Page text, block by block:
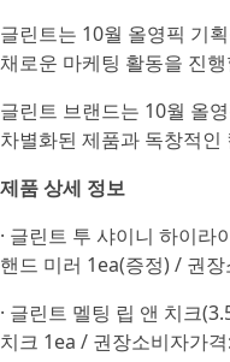
글린트는 10월 올영픽 기
채로운 마케팅 활동을 진
글린트 브랜드는 10월 올
차별화된 제품과 독창적
제품 상세 정보
· 글린트 투 샤이니 하이
핸드 미러 1ea(증정) / 권
· 글린트 멜팅 립 앤 치크
치크 1ea / 권장소비자가